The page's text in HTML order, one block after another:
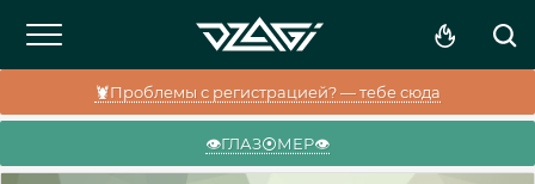
🦞Проблемы с регистрацией? — тебе сюда
👁️ГЛАЗ⦿МЕР👁️